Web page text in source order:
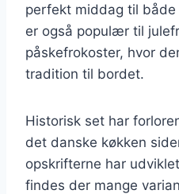
perfekt middag til
er også populær til
påskefrokoster, hvor
tradition til bordet.
Historisk set har
det danske køkken
opskrifterne har
findes der mange